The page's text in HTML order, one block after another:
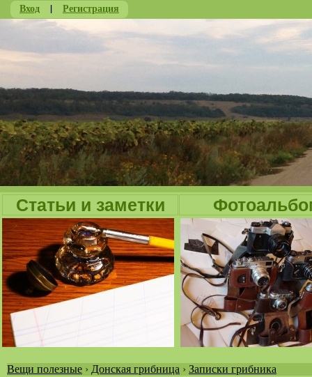
Вход | Регистрация
Статьи и заметки
Вещи полезные › Донская грибница › Записки грибника